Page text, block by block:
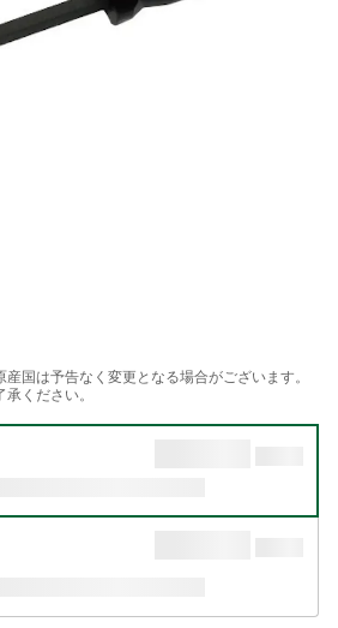
国は予告なく変更となる場合がございます。
ください。